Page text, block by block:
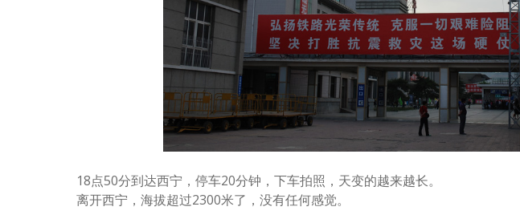
18点50分到达西宁，停车20分钟，下车拍照，天变的越来越长。
离开西宁，海拔超过2300米了，没有任何感觉。